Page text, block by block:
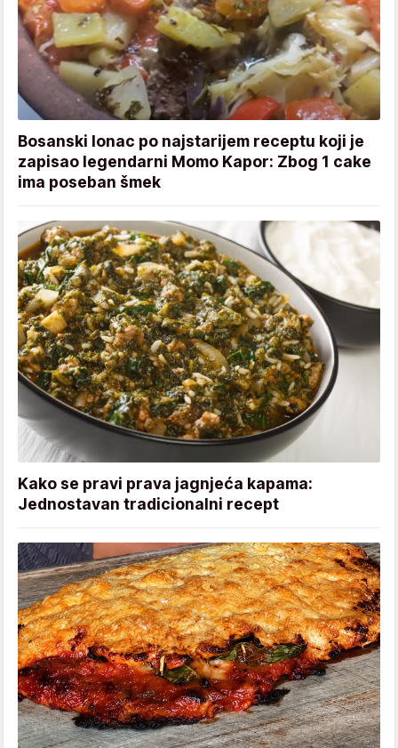
Bosanski lonac po najstarijem receptu koji je
zapisao legendarni Momo Kapor: Zbog 1 cake
ima poseban šmek
Kako se pravi prava jagnjeća kapama:
Jednostavan tradicionalni recept